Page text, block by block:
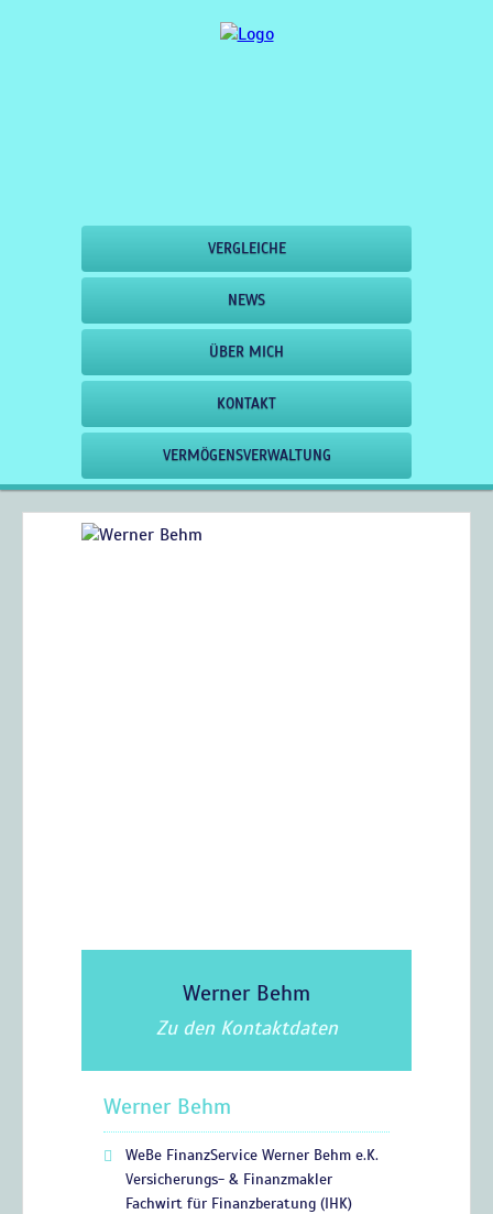
VERGLEICHE
NEWS
ÜBER MICH
KONTAKT
VERMÖGENSVERWALTUNG
Werner Behm
Zu den Kontaktdaten
Werner Behm
WeBe FinanzService Werner Behm e.K.
Versicherungs- & Finanzmakler
Fachwirt für Finanzberatung (IHK)